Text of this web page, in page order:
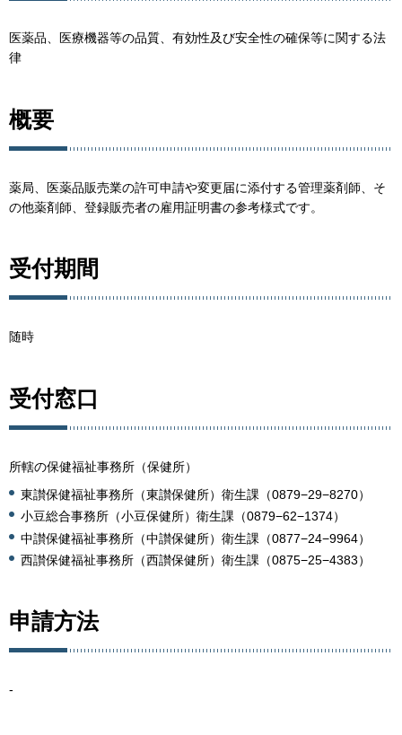
医薬品、医療機器等の品質、有効性及び安全性の確保等に関する法
律
概要
薬局、医薬品販売業の許可申請や変更届に添付する管理薬剤師、そ
の他薬剤師、登録販売者の雇用証明書の参考様式です。
受付期間
随時
受付窓口
所轄の保健福祉事務所（保健所）
東讃保健福祉事務所（東讃保健所）衛生課（0879−29−8270）
小豆総合事務所（小豆保健所）衛生課（0879−62−1374）
中讃保健福祉事務所（中讃保健所）衛生課（0877−24−9964）
西讃保健福祉事務所（西讃保健所）衛生課（0875−25−4383）
申請方法
-